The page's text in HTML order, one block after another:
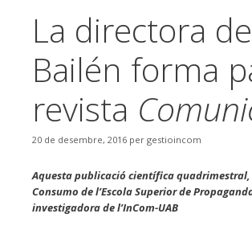
La directora
Bailén forma
revista
20 de desembre, 2016 per gestioincom
Aquesta publicació científica quadrimestral,
Consumo de l’Escola Superior de
investigadora de l’InCom-UAB